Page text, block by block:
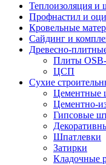
Теплоизоляция и
Профнастил и
Кровельные
Сайдинг и
Древесно-
Плиты
ЦСП
Сухие
Цементные
Цементно-
Гипсовые
Шпатлевки
Затирки
Кладочные